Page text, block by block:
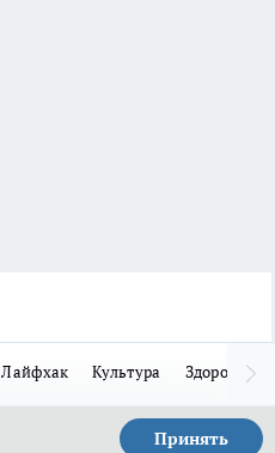
Лайфхак Культура Здоровье
Принять